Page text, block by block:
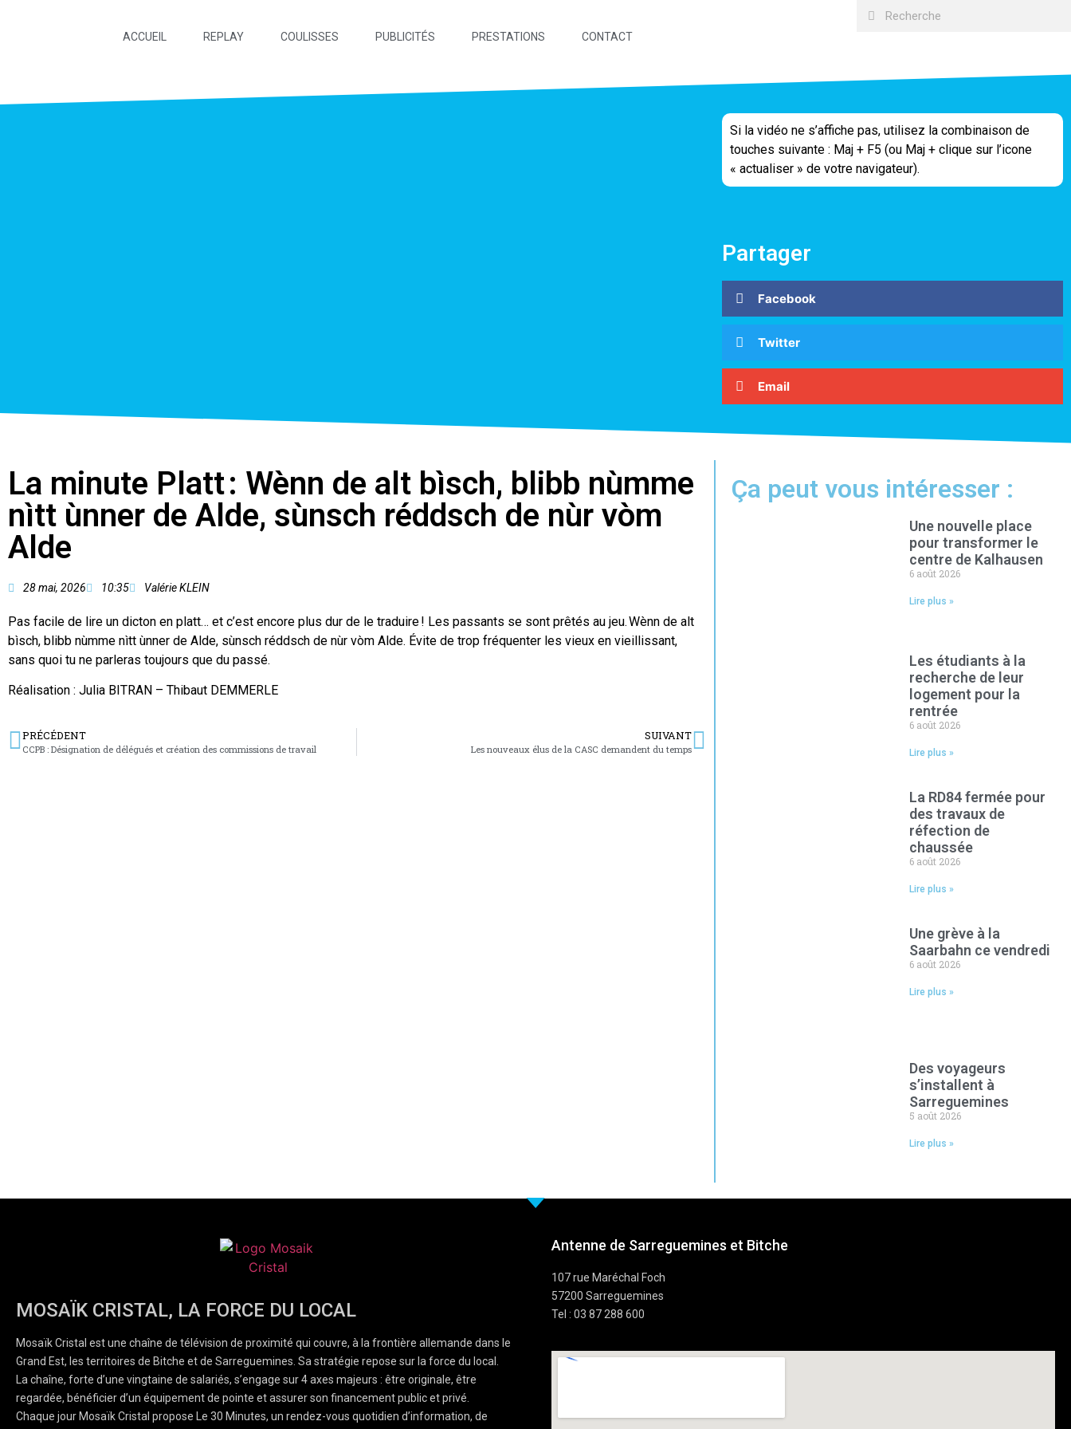
ACCUEIL REPLAY COULISSES PUBLICITÉS PRESTATIONS CONTACT
Si la vidéo ne s’affiche pas, utilisez la combinaison de
touches suivante : Maj + F5 (ou Maj + clique sur l’icone
« actualiser » de votre navigateur).
Partager
Facebook
Twitter
Email
La minute Platt : Wènn de alt bìsch, blibb nùmme
nìtt ùnner de Alde, sùnsch réddsch de nùr vòm
Alde
28 mai, 2026 10:35 Valérie KLEIN
Pas facile de lire un dicton en platt… et c’est encore plus dur de le traduire ! Les passants se sont prêtés au jeu. Wènn de alt
bìsch, blibb nùmme nìtt ùnner de Alde, sùnsch réddsch de nùr vòm Alde. Évite de trop fréquenter les vieux en vieillissant,
sans quoi tu ne parleras toujours que du passé.
Réalisation : Julia BITRAN – Thibaut DEMMERLE
PRÉCÉDENT
CCPB : Désignation de délégués et création des commissions de travail
SUIVANT
Les nouveaux élus de la CASC demandent du temps
Ça peut vous intéresser :
Une nouvelle place
pour transformer le
centre de Kalhausen
6 août 2026
Lire plus »
Les étudiants à la
recherche de leur
logement pour la
rentrée
6 août 2026
Lire plus »
La RD84 fermée pour
des travaux de
réfection de
chaussée
6 août 2026
Lire plus »
Une grève à la
Saarbahn ce vendredi
6 août 2026
Lire plus »
Des voyageurs
s’installent à
Sarreguemines
5 août 2026
Lire plus »
MOSAÏK CRISTAL, LA FORCE DU LOCAL
Mosaïk Cristal est une chaîne de télévision de proximité qui couvre, à la frontière allemande dans le
Grand Est, les territoires de Bitche et de Sarreguemines. Sa stratégie repose sur la force du local.
La chaîne, forte d’une vingtaine de salariés, s’engage sur 4 axes majeurs : être originale, être
regardée, bénéficier d’un équipement de pointe et assurer son financement public et privé.
Chaque jour Mosaïk Cristal propose Le 30 Minutes, un rendez-vous quotidien d’information, de
Antenne de Sarreguemines et Bitche
107 rue Maréchal Foch
57200 Sarreguemines
Tel : 03 87 288 600